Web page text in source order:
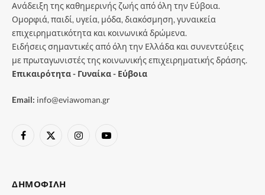
Ανάδειξη της καθημερινής ζωής από όλη την Εύβοια.
Ομορφιά, παιδί, υγεία, μόδα, διακόσμηση, γυναικεία
επιχειρηματικότητα και κοινωνικά δρώμενα.
Ειδήσεις σημαντικές από όλη την Ελλάδα και συνεντεύξεις
με πρωταγωνιστές της κοινωνικής επιχειρηματικής δράσης.
Επικαιρότητα - Γυναίκα - Εύβοια
Email: info@eviawoman.gr
Facebook
X
InstagramYouTube
ΔΗΜΟΦΙΛΉ